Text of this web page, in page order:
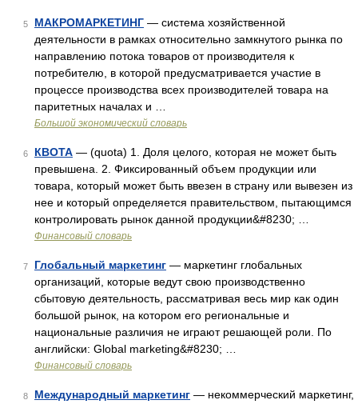
5 МАКРОМАРКЕТИНГ — система хозяйственной
деятельности в рамках относительно замкнутого рынка по
направлению потока товаров от производителя к
потребителю, в которой предусматривается участие в
процессе производства всех производителей товара на
паритетных началах и …
Большой экономический словарь
6 КВОТА — (quota) 1. Доля целого, которая не может быть
превышена. 2. Фиксированный объем продукции или
товара, который может быть ввезен в страну или вывезен из
нее и который определяется правительством, пытающимся
контролировать рынок данной продукции&#8230; …
Финансовый словарь
7 Глобальный маркетинг — маркетинг глобальных
организаций, которые ведут свою производственно
сбытовую деятельность, рассматривая весь мир как один
большой рынок, на котором его региональные и
национальные различия не играют решающей роли. По
английски: Global marketing&#8230; …
Финансовый словарь
8 Международный маркетинг — некоммерческий маркетинг,